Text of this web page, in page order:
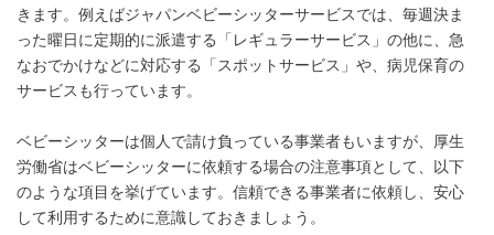
きます。例えばジャパンベビーシッターサービスでは、毎週決ま
った曜日に定期的に派遣する「レギュラーサービス」の他に、急
なおでかけなどに対応する「スポットサービス」や、病児保育の
サービスも行っています。
ベビーシッターは個人で請け負っている事業者もいますが、厚生
労働省はベビーシッターに依頼する場合の注意事項として、以下
のような項目を挙げています。信頼できる事業者に依頼し、安心
して利用するために意識しておきましょう。